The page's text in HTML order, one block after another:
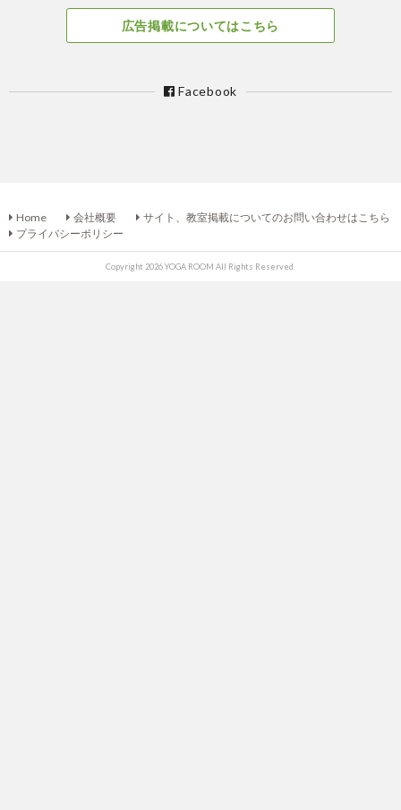
広告掲載についてはこちら
Facebook
Home 会社概要
サイト、教室掲載についてのお問い合わせはこちら
プライバシーポリシー
Copyright 2026 YOGA ROOM All Rights Reserved.